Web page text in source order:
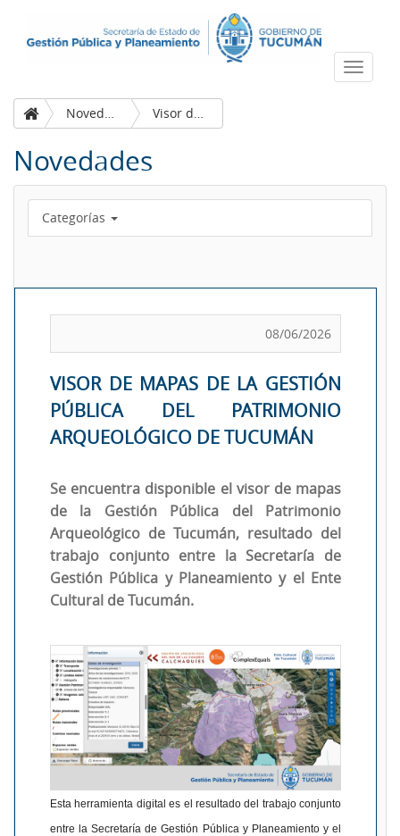
Novedades
Visor de mapas de la Gestión Pública del Patrimonio Arqueológico de Tucumán
Novedades
Categorías
08/06/2026
VISOR DE MAPAS DE LA GESTIÓN
PÚBLICA DEL PATRIMONIO
ARQUEOLÓGICO DE TUCUMÁN
Se encuentra disponible el visor de mapas
de la Gestión Pública del Patrimonio
Arqueológico de Tucumán, resultado del
trabajo conjunto entre la Secretaría de
Gestión Pública y Planeamiento y el Ente
Cultural de Tucumán.
Esta herramienta digital es el resultado del trabajo conjunto
entre la Secretaría de Gestión Pública y Planeamiento y el